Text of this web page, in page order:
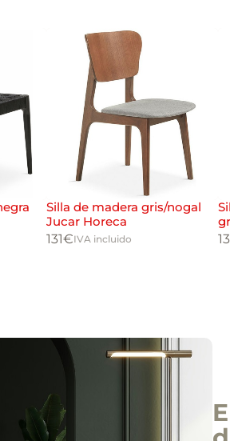
Silla de madera gris/nogal
Jucar Horeca
131€IVA incluido